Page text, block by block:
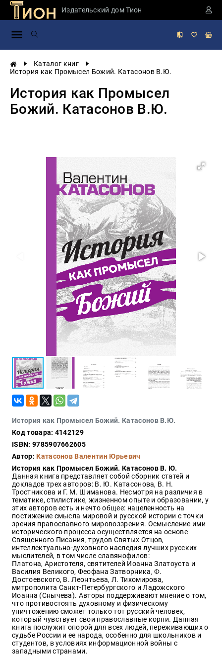
Издательский дом Тион
Каталог книг
История как Промысел Божий. Катасонов В.Ю.
История как Промысел
Божий. Катасонов В.Ю.
История как Промысел Божий. Катасонов В.Ю.
Код товара: 4142129
ISBN: 9785907662605
Автор: Катасонов Валентин Юрьевич
История как Промысел Божий. Катасонов В. Ю.
Данная книга представляет собой сборник статей и
докладов трех авторов: В. Ю. Катасонова, В. Н.
Тростникова и Г. М. Шиманова. Несмотря на различия в
тематике, стилистике, жизненном опыте и образовании, у
этих авторов есть и нечто общее: нацеленность на
постижение смысла мировой и русской истории с точки
зрения православного мировоззрения. Осмысление ими
исторического процесса осуществляется на основе
Священного Писания, трудов Святых Отцов,
интеллектуально-духовного наследия лучших русских
мыслителей, в том числе славянофилов:
Платона, Аристотеля, святителей Иоанна Златоуста и
Василия Великого, Феофана Затворника, Ф.
Достоевского, В. Леонтьева, Л. Тихомирова,
митрополита Санкт-Петербургского и Ладожского
Иоанна (Снычева). Авторы поддерживают мнение о том,
что противостоять духовному и физическому
уничтожению сможет только тот русский человек,
который чувствует свои православные корни. Данная
книга послужит опорой для всех людей, переживающих о
судьбе России и ее народа, особенно для школьников и
студентов, в условиях информационной войны с
западными странами.
Занимательная
России
история
Экономика
Учебная
Публицистика
непознанное
Философия
Конспирология
Религия
Туризм
Разное
гастрономия,
кулинария
Красота
и
здоровье
Оптовикам
Авторам
Контакты
Мероприятия
+7(499)
350-17-
79
Москва
pochta@den-
magazin.ru